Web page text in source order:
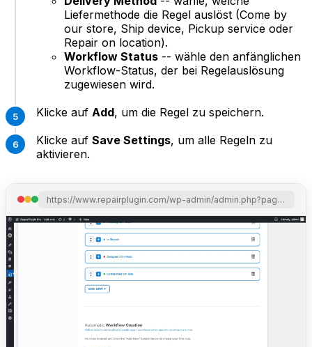
Liefermethode die Regel auslöst (Come by
our store, Ship device, Pickup service oder
Repair on location).
Workflow Status -- wähle den anfänglichen
Workflow-Status, der bei Regelauslösung
zugewiesen wird.
Klicke auf Add, um die Regel zu speichern.
Klicke auf Save Settings, um alle Regeln zu
aktivieren.
https://www.repairplugin.com/wp-admin/admin.php?page=wp_repair_settings&section=repairs_workflow